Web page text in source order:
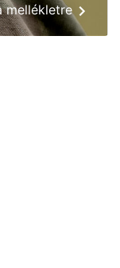
mellékletre